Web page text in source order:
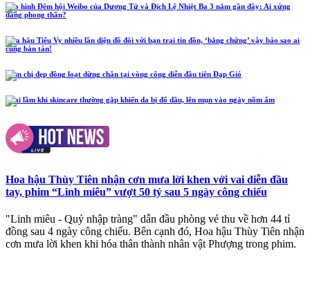
Tạo hình Đêm hội Weibo của Dương Tử và Địch Lệ Nhiệt Ba 3 năm gần đây: Ai xứng
đáng phong thần?
Hoa hậu Tiểu Vy nhiều lần diện đồ đôi với bạn trai tin đồn, ‘bằng chứng’ vậy bảo sao ai
cũng bàn tán!
Năm chị đẹp đồng loạt dừng chân tại vòng công diễn đầu tiên Đạp Gió
4 sai lầm khi skincare thường gặp khiến da bị đổ dầu, lên mụn vào ngày nồm ẩm
Hoa hậu Thùy Tiên nhận cơn mưa lời khen với vai diễn đầu
tay, phim “Linh miêu” vượt 50 tỷ sau 5 ngày công chiếu
"Linh miêu - Quỷ nhập tràng" dẫn đầu phòng vé thu về hơn 44 tỉ
đồng sau 4 ngày công chiếu. Bên cạnh đó, Hoa hậu Thùy Tiên nhận
cơn mưa lời khen khi hóa thân thành nhân vật Phượng trong phim.